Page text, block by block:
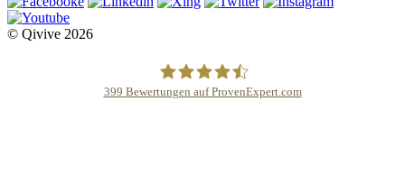
© Qivive 2026
399 Bewertungen auf ProvenExpert.com